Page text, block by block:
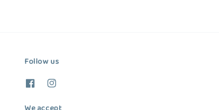
Follow us